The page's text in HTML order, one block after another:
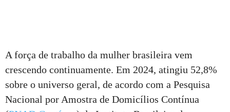
A força de trabalho da mulher brasileira vem
crescendo continuamente. Em 2024, atingiu 52,8%
sobre o universo geral, de acordo com a Pesquisa
Nacional por Amostra de Domicílios Contínua